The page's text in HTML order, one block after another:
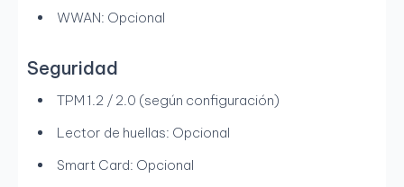
WWAN: Opcional
Seguridad
TPM 1.2 / 2.0 (según configuración)
Lector de huellas: Opcional
Smart Card: Opcional